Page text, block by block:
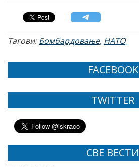
Тагови:Бомбардовање, НАТО
FACEBOOK
TWITTER
СВЕ ВЕСТИ